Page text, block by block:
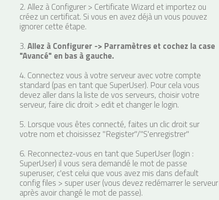
2. Allez à Configurer > Certificate Wizard et importez ou
créez un certificat. Si vous en avez déjà un vous pouvez
ignorer cette étape.
3.Allez à Configurer -> Parramètres et cochez la case
"Avancé" en bas à gauche.
4. Connectez vous à votre serveur avec votre compte
standard (pas en tant que SuperUser). Pour cela vous
devez aller dans la liste de vos serveurs, choisir votre
serveur, faire clic droit > edit et changer le login.
5. Lorsque vous êtes connecté, faites un clic droit sur
votre nom et choisissez "Register"/"S'enregistrer"
6. Reconnectez-vous en tant que SuperUser (login :
SuperUser) il vous sera demandé le mot de passe
superuser, c'est celui que vous avez mis dans default
config files > super user (vous devez redémarrer le serveur
après avoir changé le mot de passe).